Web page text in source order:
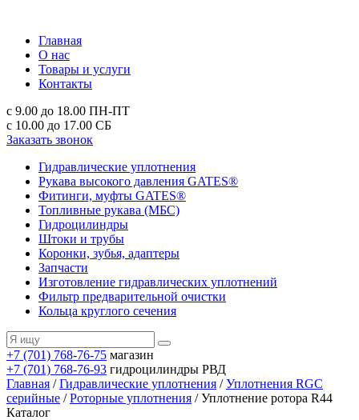
Главная
О нас
Товары и услуги
Контакты
с 9.00 до 18.00 ПН-ПТ
с 10.00 до 17.00 СБ
Заказать звонок
Гидравлические уплотнения
Рукава высокого давления GATES®
Фитинги, муфты GATES®
Топливные рукава (МБС)
Гидроцилиндры
Штоки и трубы
Коронки, зубья, адаптеры
Запчасти
Изготовление гидравлических уплотнений
Фильтр предварительной очистки
Кольца круглого сечения
+7 (701) 768-76-75 магазин
+7 (701) 768-76-93 гидроцилиндры РВД
Главная /Гидравлические уплотнения /Уплотнения RGC
серийные /Роторные уплотнения / Уплотнение ротора R44
Каталог